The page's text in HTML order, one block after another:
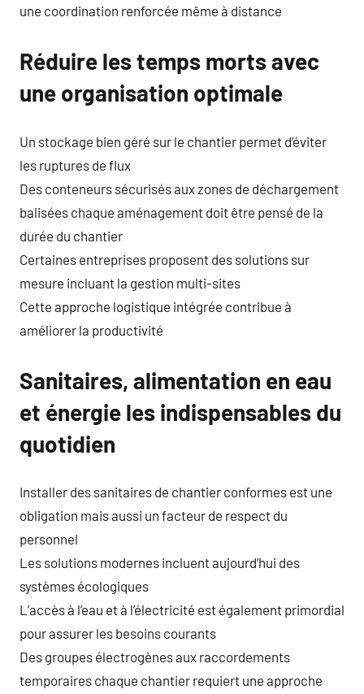
une coordination renforcée même à distance
Réduire les temps morts avec
une organisation optimale
Un stockage bien géré sur le chantier permet d’éviter
les ruptures de flux
Des conteneurs sécurisés aux zones de déchargement
balisées chaque aménagement doit être pensé de la
durée du chantier
Certaines entreprises proposent des solutions sur
mesure incluant la gestion multi-sites
Cette approche logistique intégrée contribue à
améliorer la productivité
Sanitaires, alimentation en eau
et énergie les indispensables du
quotidien
Installer des sanitaires de chantier conformes est une
obligation mais aussi un facteur de respect du
personnel
Les solutions modernes incluent aujourd’hui des
systèmes écologiques
L’accès à l’eau et à l’électricité est également primordial
pour assurer les besoins courants
Des groupes électrogènes aux raccordements
temporaires chaque chantier requiert une approche